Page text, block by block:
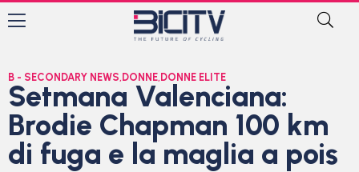
B - SECONDARY NEWS, DONNE, DONNE ELITE
Setmana Valenciana:
Brodie Chapman 100 km
di fuga e la maglia a pois